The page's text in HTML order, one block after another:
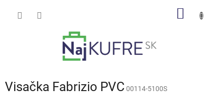
Visačka Fabrizio PVC 00114-5100S